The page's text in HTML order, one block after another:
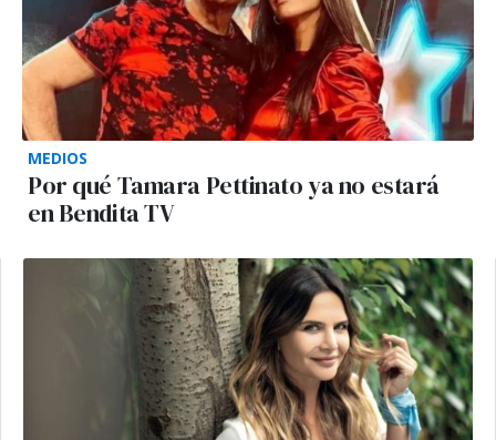
MEDIOS
Por qué Tamara Pettinato ya no estará
en Bendita TV